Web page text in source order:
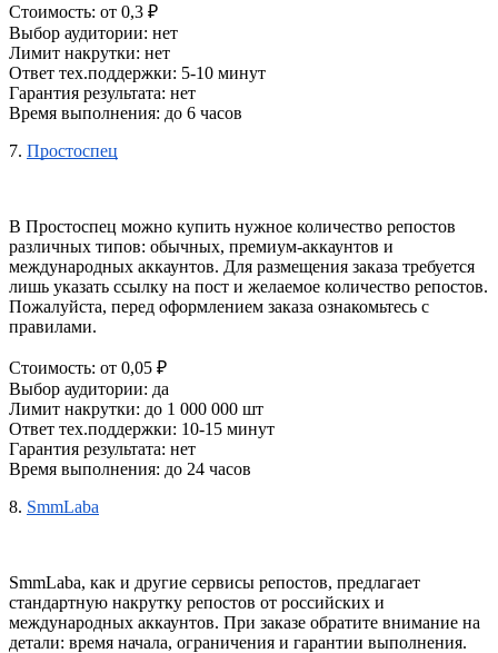
Стоимость: от 0,3 ₽
Выбор аудитории: нет
Лимит накрутки: нет
Ответ тех.поддержки: 5-10 минут
Гарантия результата: нет
Время выполнения: до 6 часов
7. Простоспец
В Простоспец можно купить нужное количество репостов
различных типов: обычных, премиум-аккаунтов и
международных аккаунтов. Для размещения заказа требуется
лишь указать ссылку на пост и желаемое количество репостов.
Пожалуйста, перед оформлением заказа ознакомьтесь с
правилами.
Стоимость: от 0,05 ₽
Выбор аудитории: да
Лимит накрутки: до 1 000 000 шт
Ответ тех.поддержки: 10-15 минут
Гарантия результата: нет
Время выполнения: до 24 часов
8. SmmLaba
SmmLaba, как и другие сервисы репостов, предлагает
стандартную накрутку репостов от российских и
международных аккаунтов. При заказе обратите внимание на
детали: время начала, ограничения и гарантии выполнения.